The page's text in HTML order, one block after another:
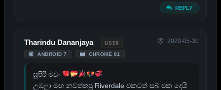
REPLY
Tharindu Dananjaya USER
ANDROID 7 CHROME 81
2020-05-30
සුපිරි මචං
උඹලා මඟ නවත්තපු Riverdale එකටත් සබ් එක දෙයි